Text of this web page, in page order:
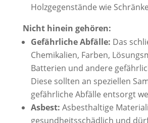
Holzgegenstände wie
Nicht hinein gehören:
Gefährliche Abfälle: Das
Chemikalien, Farben,
Batterien und andere
Diese sollten an speziellen
gefährliche Abfälle entsorgt
Asbest: Asbesthaltige
gesundheitsschädlich und